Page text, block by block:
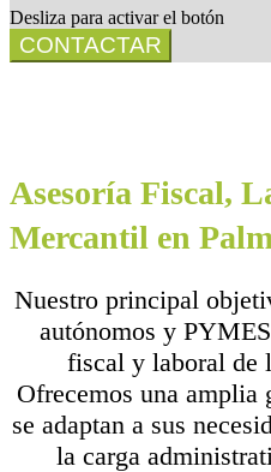
Desliza para activar el botón
CONTACTAR
Asesoría Fiscal,
Mercantil en
Nuestro principal
autónomos y
fiscal y laboral de
Ofrecemos una amplia
se adaptan a sus
la carga